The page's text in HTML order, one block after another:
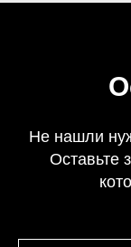
Не нашли
Оставьте